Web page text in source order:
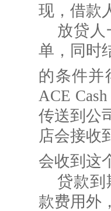
现，借款
放贷人
单，同时
的条件并
ACE Cash
传送到公
店会接收
会收到这
贷款到
款费用外